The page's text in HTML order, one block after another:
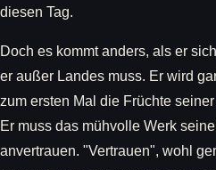
diesen Tag.
Doch es kommt anders, als er
er außer Landes muss. Er wird
zum ersten Mal die Früchte
Er muss das mühvolle Werk
anvertrauen. "Vertrauen", wohl